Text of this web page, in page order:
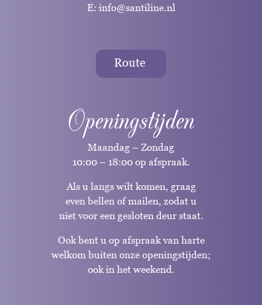
E: info@santiline.nl
Route
Openingstijden
Maandag – Zondag
10:00 – 18:00 op afspraak.
Als u langs wilt komen, graag
even bellen of mailen, zodat u
niet voor een gesloten deur staat.
Ook bent u op afspraak van harte
welkom buiten onze openingstijden;
ook in het weekend.